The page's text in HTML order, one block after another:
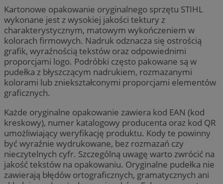
Kartonowe opakowanie oryginalnego sprzętu STIHL
wykonane jest z wysokiej jakości tektury z
charakterystycznym, matowym wykończeniem w
kolorach firmowych. Nadruk odznacza się ostrością
grafik, wyraźnością tekstów oraz odpowiednimi
proporcjami logo. Podróbki często pakowane są w
pudełka z błyszczącym nadrukiem, rozmazanymi
kolorami lub zniekształconymi proporcjami elementów
graficznych.
Każde oryginalne opakowanie zawiera kod EAN (kod
kreskowy), numer katalogowy producenta oraz kod QR
umożliwiający weryfikację produktu. Kody te powinny
być wyraźnie wydrukowane, bez rozmazań czy
nieczytelnych cyfr. Szczególną uwagę warto zwrócić na
jakość tekstów na opakowaniu. Oryginalne pudełka nie
zawierają błędów ortograficznych, gramatycznych ani